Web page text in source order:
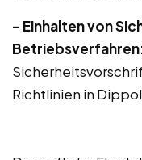
– Einhalten von
Richtlinien in